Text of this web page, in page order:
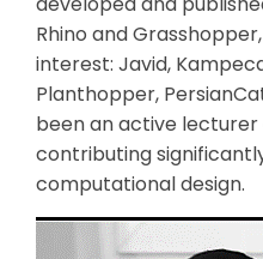
Rhino and
interest: Javid,
Planthopper,
been an active
contributing
computational design.